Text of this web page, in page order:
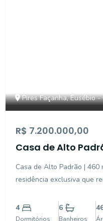
Pires Façanha, Eusébio -
R$ 7.200.000,00
Casa de Alto
Casa de Alto Padrão | 460 m²
residência exclusiva que
planejado. Com ambientes
distribuição dos espaços e
4
Dormitórios
6
Banheiros